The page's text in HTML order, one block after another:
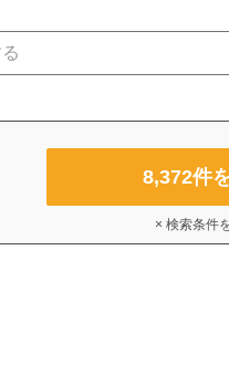
8,372件
× 検索条件